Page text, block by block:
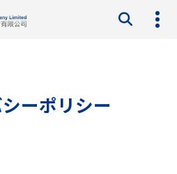
ーポリシー